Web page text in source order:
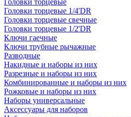
Головки торцевые
Головки торцевые 1/4'DR
Головки торцевые свечные
Головки торцевые 1/2'DR
Ключи гаечные
Ключи трубные рычажные
Разводные
Накидные и наборы из них
Разрезные и наборы из них
Комбинированные и наборы из них
Рожковые и наборы из них
Наборы универсальные
Аксессуары для наборов